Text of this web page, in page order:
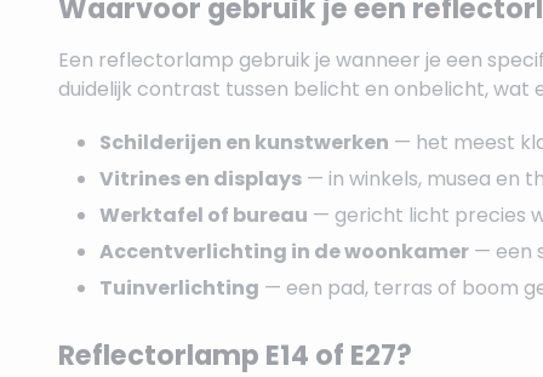
Waarvoor gebruik je een
Een reflectorlamp gebruik je wanneer je een
duidelijk contrast tussen belicht en onbelicht, wat
Schilderijen en kunstwerken — het meest
Vitrines en displays — in winkels, musea en
Werktafel of bureau — gericht licht precies
Accentverlichting in de woonkamer — een
Tuinverlichting — een pad, terras of boom
Reflectorlamp E14 of E27?